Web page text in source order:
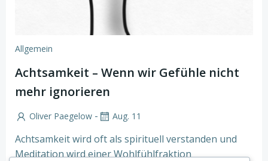
Allgemein
Achtsamkeit – Wenn wir Gefühle nicht
mehr ignorieren
Oliver Paegelow - Aug. 11
Achtsamkeit wird oft als spirituell verstanden und
Meditation wird einer Wohlfühlfraktion